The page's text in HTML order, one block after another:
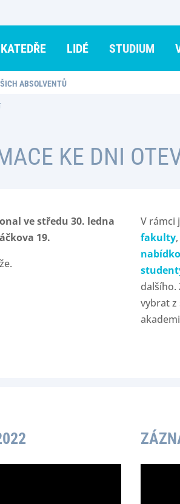
LIDÉ STUDIUM
ABSOLVENTŮ
KE DNI
ve středu 30. ledna
19.
V rámci
fakulty
dalšího.
vybrat